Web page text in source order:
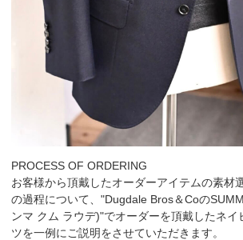
PROCESS OF ORDERING
お客様から頂戴したオーダーアイテムの素材
の過程について、"Dugdale Bros＆Coの
ンマ クム ラウデ)"でオーダーを頂戴したネイ
ツを一例にご説明をさせていただきます。